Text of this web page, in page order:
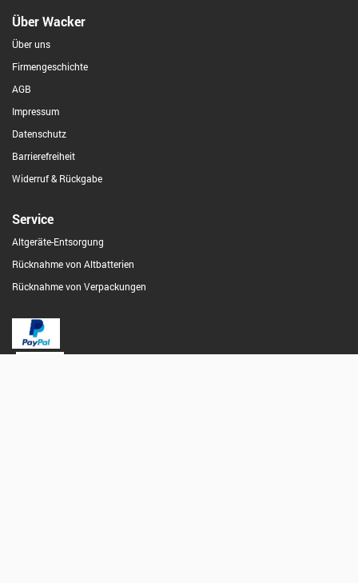
Über Wacker
Über uns
Firmengeschichte
AGB
Impressum
Datenschutz
Barrierefreiheit
Widerruf & Rückgabe
Service
Altgeräte-Entsorgung
Rücknahme von Altbatterien
Rücknahme von Verpackungen